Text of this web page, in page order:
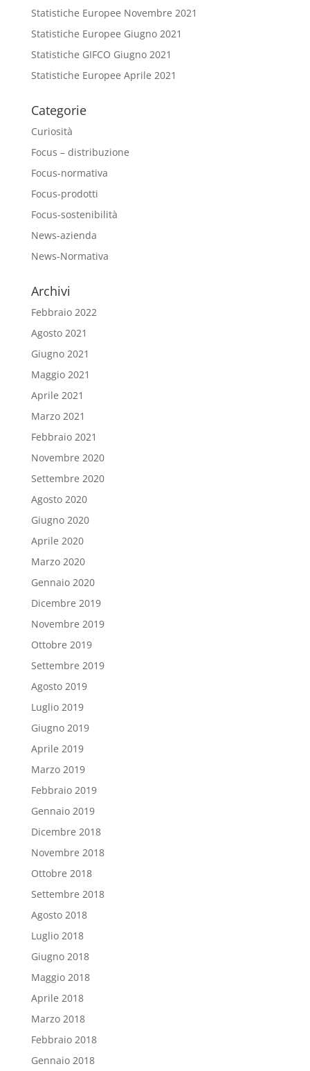
Statistiche Europee Novembre 2021
Statistiche Europee Giugno 2021
Statistiche GIFCO Giugno 2021
Statistiche Europee Aprile 2021
Categorie
Curiosità
Focus – distribuzione
Focus-normativa
Focus-prodotti
Focus-sostenibilità
News-azienda
News-Normativa
Archivi
Febbraio 2022
Agosto 2021
Giugno 2021
Maggio 2021
Aprile 2021
Marzo 2021
Febbraio 2021
Novembre 2020
Settembre 2020
Agosto 2020
Giugno 2020
Aprile 2020
Marzo 2020
Gennaio 2020
Dicembre 2019
Novembre 2019
Ottobre 2019
Settembre 2019
Agosto 2019
Luglio 2019
Giugno 2019
Aprile 2019
Marzo 2019
Febbraio 2019
Gennaio 2019
Dicembre 2018
Novembre 2018
Ottobre 2018
Settembre 2018
Agosto 2018
Luglio 2018
Giugno 2018
Maggio 2018
Aprile 2018
Marzo 2018
Febbraio 2018
Gennaio 2018